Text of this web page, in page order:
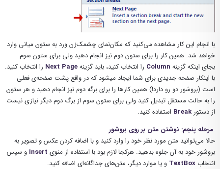
با انجام این کار مشاهده می‌کنید که مکان‌نمای چشمک‌زن ورد به ستون میانی وارد
خواهد شد. همین کار را برای ستون دوم نیز انجام دهید ولی برای ستون سوم
بجای اینکه گزینه‌Column را انتخاب کنید، باید گزینه‌Next Page را انتخاب کنید.
با اینکار صفحه جدیدی برای شما ایجاد میشود که در واقع پشت صفحه‌ی فعلی
است (بروشور دو رو دارد!) همین کارها را برای برگه دوم نیز انجام دهید و هر ستون
را به حالت مستقل تبدیل کنید ولی برای ستون سوم از برگ دوم دیگر نیازی نیست
از دستور Break استفاده کنید.
مرحله پنجم: نوشتن متن بر روی بروشور
حالا می‌توانید متن مورد نظر خود را وارد کنید و با اضافه کردن عکس و تصویر به
بروشور خود به آن جلوه بدهید. هرکجا لازم بود با استفاده از منوی Insert و سپس
انتخاب
و یا موارد دیگر، متن‌های جداگانه‌ای اضافه کنید.